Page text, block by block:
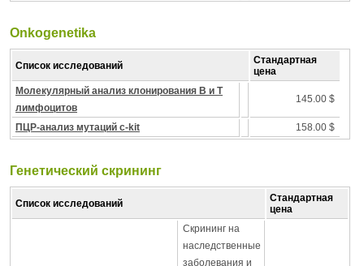
Onkogenetika
Список исследований
Стандартная
цена
Молекулярный анализ клонирования B и T
лимфоцитов
145.00 $
ПЦР-анализ мутаций c-kit 158.00 $
Генетический скрининг
Список исследований
Стандартная
цена
Скрининг на
наследственные
заболевания и